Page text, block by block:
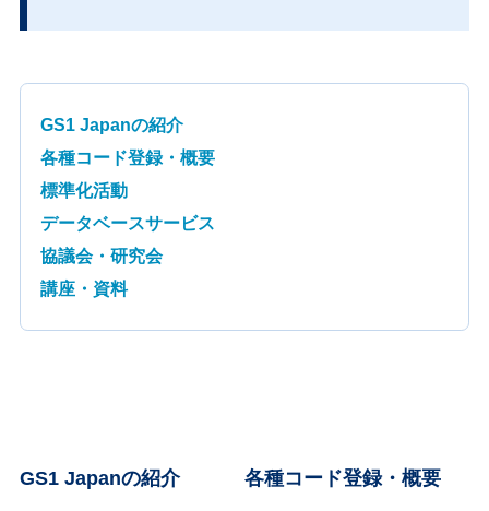
GS1 Japanの紹介
各種コード登録・概要
標準化活動
データベースサービス
協議会・研究会
講座・資料
GS1 Japanの紹介 各種コード登録・概要